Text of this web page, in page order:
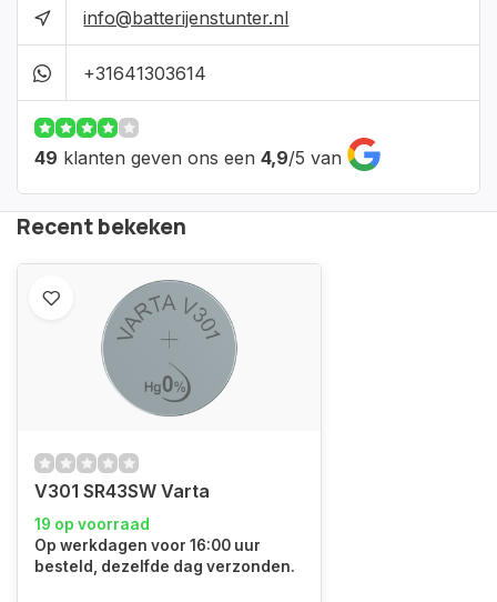
info@batterijenstunter.nl
+31641303614
49 klanten geven ons een 4,9/5 van
Recent bekeken
V301 SR43SW Varta
19 op voorraad
Op werkdagen voor 16:00 uur
besteld, dezelfde dag verzonden.